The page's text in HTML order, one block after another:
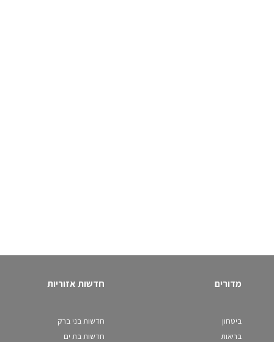
מדורים
ביטחון
בריאות
חדשות אזוריות
חדשות בני ברק
חדשות בת ים